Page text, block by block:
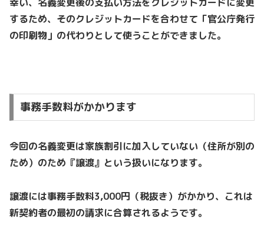
するため、そのクレジットカードを合わせて「官公庁発行
の印刷物」の代わりとして使うことができました。
事務手数料がかかります
今回の名義変更は家族割引に加入していない（住所が別の
ため）のため『譲渡』という扱いになります。
譲渡には事務手数料3,000円（税抜き）がかかり、これは
新契約者の最初の請求に合算されるようです。